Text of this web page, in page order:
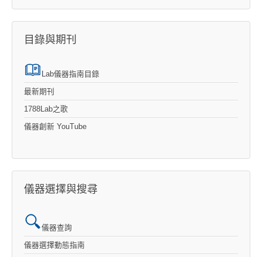
目錄與期刊
Lab儀器指南目錄
最新期刊
1788Lab之歌
儀器創新 YouTube
儀器選擇與搜尋
儀器查詢
儀器選擇動態指南